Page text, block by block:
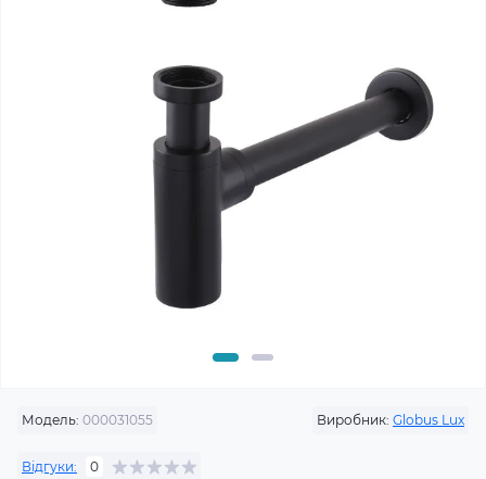
Модель: 000031055 Виробник: Globus Lux
Відгуки: 0